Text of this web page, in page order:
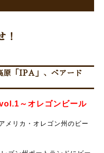
！
原「IPA」、ベアード
～オレゴンビール
メリカ・オレゴン州のビー